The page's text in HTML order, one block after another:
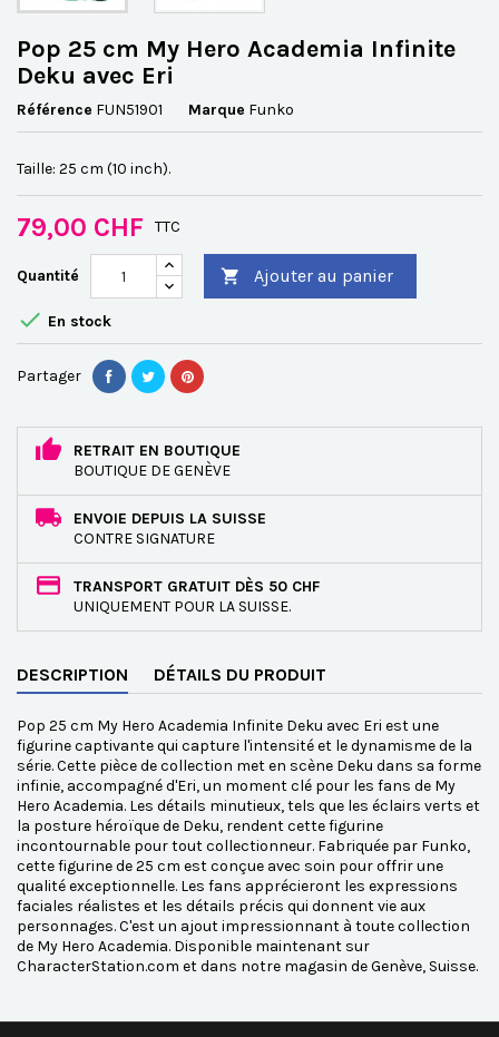
Pop 25 cm My Hero Academia Infinite
Deku avec Eri
Référence FUN51901 Marque Funko
Taille: 25 cm (10 inch).
79,00 CHF TTC
Quantité  Ajouter au panier
 En stock
Partager
RETRAIT EN BOUTIQUE
BOUTIQUE DE GENÈVE
ENVOIE DEPUIS LA SUISSE
CONTRE SIGNATURE
TRANSPORT GRATUIT DÈS 50 CHF
UNIQUEMENT POUR LA SUISSE.
DESCRIPTION DÉTAILS DU PRODUIT
Pop 25 cm My Hero Academia Infinite Deku avec Eri est une
figurine captivante qui capture l'intensité et le dynamisme de la
série. Cette pièce de collection met en scène Deku dans sa forme
infinie, accompagné d'Eri, un moment clé pour les fans de My
Hero Academia. Les détails minutieux, tels que les éclairs verts et
la posture héroïque de Deku, rendent cette figurine
incontournable pour tout collectionneur. Fabriquée par Funko,
cette figurine de 25 cm est conçue avec soin pour offrir une
qualité exceptionnelle. Les fans apprécieront les expressions
faciales réalistes et les détails précis qui donnent vie aux
personnages. C'est un ajout impressionnant à toute collection
de My Hero Academia. Disponible maintenant sur
CharacterStation.com et dans notre magasin de Genève, Suisse.